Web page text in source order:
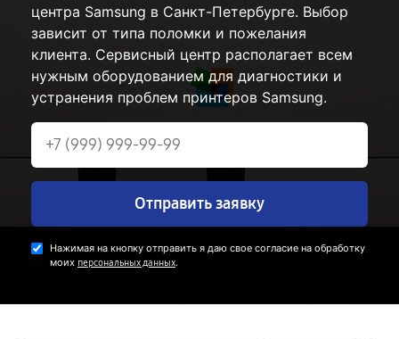
центра Samsung в Санкт-Петербурге. Выбор
зависит от типа поломки и пожелания
клиента. Сервисный центр располагает всем
нужным оборудованием для диагностики и
устранения проблем принтеров Samsung.
Отправить заявку
Нажимая на кнопку отправить я даю свое согласие на обработку
моих персональных данных.